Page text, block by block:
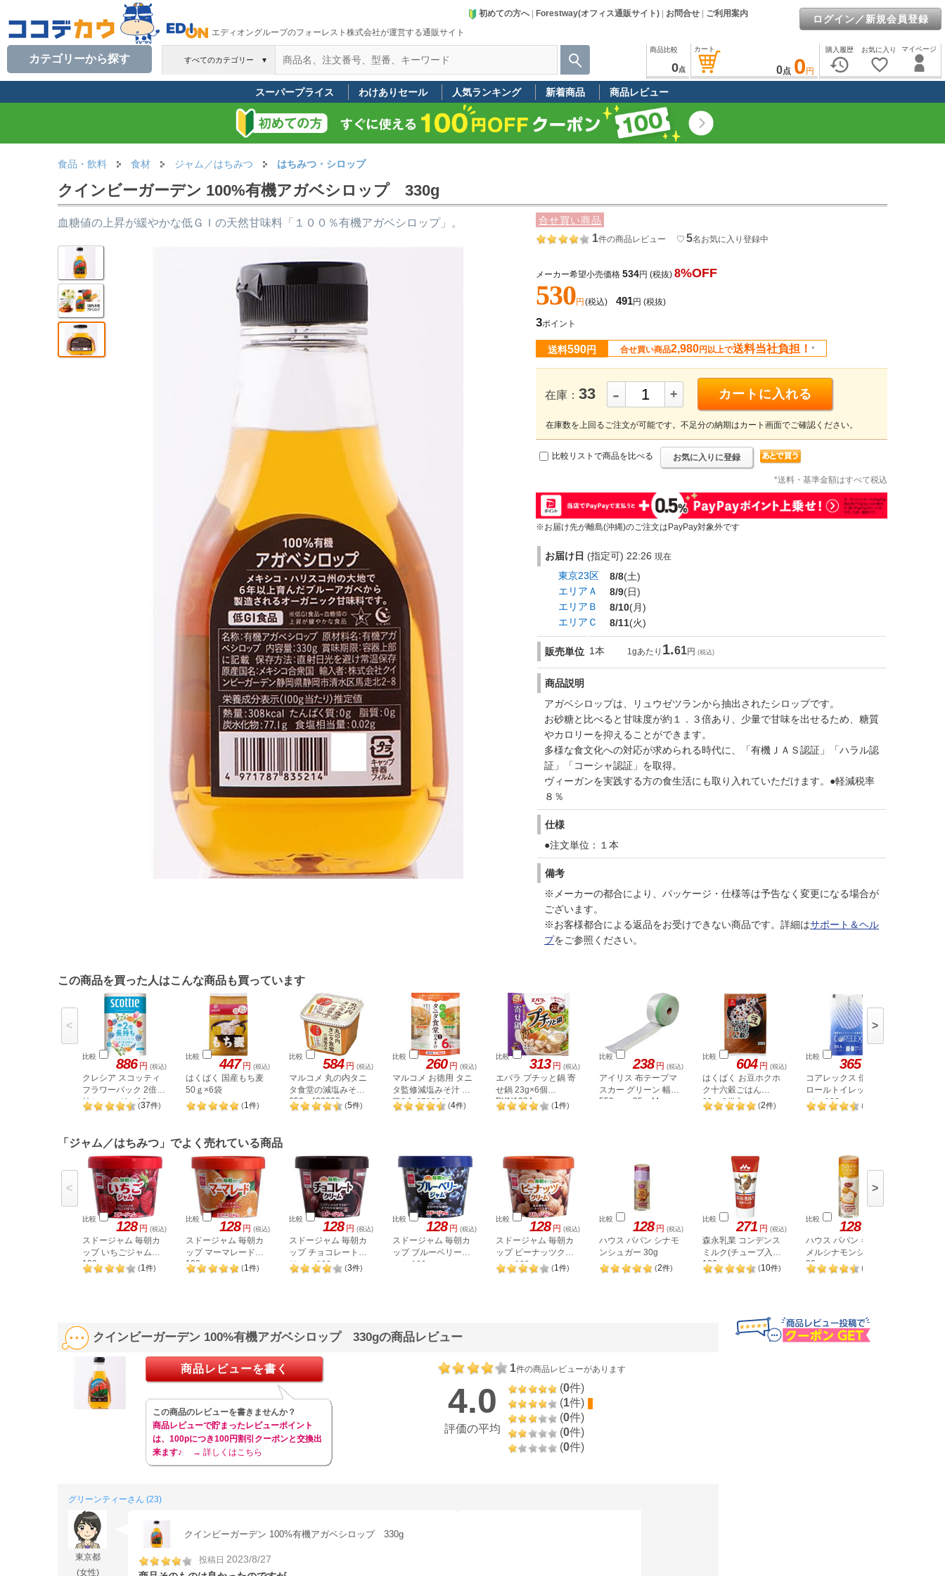
エディオングループのフォーレスト株式会社が運営する通販サイト
初めての方へ| Forestway(オフィス通販サイト) お問合せ ご利用案内 ログイン／新規会員登録
すべてのカテゴリー ▼
カテゴリーから探す
マイページ
お気に入り
favorite_border
購入履歴
history
カート
0点 0 円
商品比較
0点
スーパープライス わけありセール 人気ランキング 新着商品 商品レビュー
食品・飲料 食材 ジャム／はちみつ はちみつ・シロップ
クインビーガーデン 100%有機アガベシロップ 330g
合せ買い商品
1件の商品レビュー ♡ 5名 お気に入り登録中
メーカー希望小売価格 534円 (税抜) 8%OFF
530円 (税込) 491円 (税抜)
3ポイント
送料590円 合せ買い商品2,980円以上で送料当社負担！ *
在庫： 33 - + カートに入れる
在庫数を上回るご注文が可能です。不足分の納期はカート画面でご確認ください。
比較リストで商品を比べる お気に入りに登録
*送料・基準金額はすべて税込
※お届け先が離島(沖縄)のご注文はPayPay対象外です
お届け日 (指定可) 22:26 現在
東京23区 8/8(土)
エリアＡ
8/9(日)
エリアＢ
8/10(月)
エリアＣ
8/11(火)
販売単位 1本 1gあたり 1.61円 (税込)
商品説明
アガベシロップは、リュウゼツランから抽出されたシロップです。
お砂糖と比べると甘味度が約１．３倍あり、少量で甘味を出せるため、糖質
やカロリーを抑えることができます。
多様な食文化への対応が求められる時代に、「有機ＪＡＳ認証」「ハラル認
証」「コーシャ認証」を取得。
ヴィーガンを実践する方の食生活にも取り入れていただけます。●軽減税率
８％
仕様
●注文単位：１本
備考
※メーカーの都合により、パッケージ・仕様等は予告なく変更になる場合が
ございます。
※お客様都合による返品をお受けできない商品です。詳細はサポート＆ヘル
プをご参照ください。
血糖値の上昇が緩やかな低ＧＩの天然甘味料「１００％有機アガベシロップ」。
この商品を買った人はこんな商品も買っています
比較 886 円 (税込)
クレシア スコッティ
フラワーパック 2倍長
持ち シングル 12ロー
ル
(37件)
比較 447 円 (税込)
はくばく 国産もち麦
50ｇ×6袋
(1 件)
比較 584 円 (税込)
マルコメ 丸の内タニ
タ食堂の減塩みそ
650g 422008 (5件)
比較 260 円 (税込)
マルコメ お徳用 タニ
タ監修減塩みそ汁 野
菜6食 671334 (4件)
比較 313 円 (税込)
エバラ プチッと鍋 寄
せ鍋 23g×6個
PYN138A
(1 件)
比較 238 円 (税込)
アイリス 布テープマ
スカー グリーン 幅
550mm×25m M-
比較 604 円 (税込)
はくばく お豆ホクホ
ク十六穀ごはん
30g×6袋入
(2件)
比較 365
コアレックス 倍巻き
ロールトイレットペー
パー 120m シングル 6
ロール
(
< >
「ジャム／はちみつ」でよく売れている商品
比較 128 円 (税込)
スドージャム 毎朝カ
ップ いちごジャム
120g
(1 件)
比較 128 円 (税込)
スドージャム 毎朝カ
ップ マーマレード
120g
(1 件)
比較 128 円 (税込)
スドージャム 毎朝カ
ップ チョコレートク
リーム 120g
(3件)
比較 128 円 (税込)
スドージャム 毎朝カ
ップ ブルーベリージ
ャム 120g
比較 128 円 (税込)
スドージャム 毎朝カ
ップ ピーナッツクリ
ーム 120g
(1 件)
比較 128 円 (税込)
ハウス パパン シナモ
ンシュガー 30g
(2件)
比較 271 円 (税込)
森永乳業 コンデンス
ミルク(チューブ入り)
120g
(10件)
比較 128
ハウス パパン キャラ
メルシナモンシュガー
30g
(
< >
クインビーガーデン 100%有機アガベシロップ 330gの商品レビュー
1件の商品レビューがあります
4.0
評価の平均
(0件)
(1件)
(0件)
(0件)
(0件)
商品レビューを書く
この商品のレビューを書きませんか？
商品レビューで貯まったレビューポイント
は、100pにつき100円割引クーポンと交換出
来ます♪
→ 詳しくはこちら
グリーンティーさん (23)
東京都
(女性)
クインビーガーデン 100%有機アガベシロップ 330g
投稿日 2023/8/27